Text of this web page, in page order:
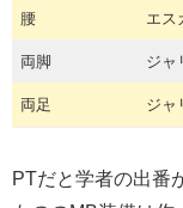
腰 エス
両脚 ジャ
両足 ジャ
PTだと学者の出番